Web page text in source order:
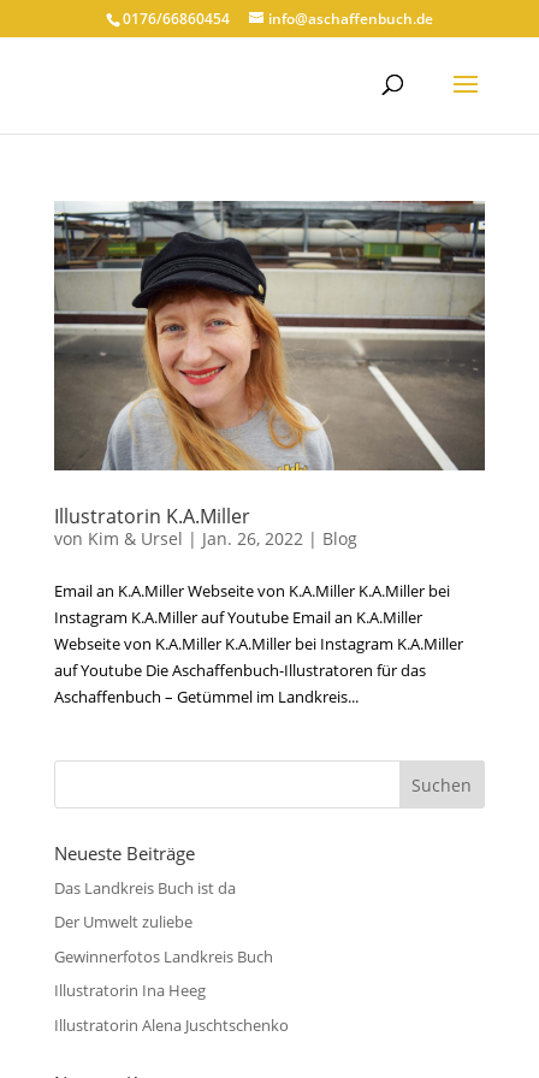
0176/66860454 info@aschaffenbuch.de
Illustratorin K.A.Miller
von Kim & Ursel | Jan. 26, 2022| Blog
Email an K.A.Miller Webseite von K.A.Miller K.A.Miller bei
Instagram K.A.Miller auf Youtube Email an K.A.Miller
Webseite von K.A.Miller K.A.Miller bei Instagram K.A.Miller
auf Youtube Die Aschaffenbuch-Illustratoren für das
Aschaffenbuch – Getümmel im Landkreis...
Neueste Beiträge
Das Landkreis Buch ist da
Der Umwelt zuliebe
Gewinnerfotos Landkreis Buch
Illustratorin Ina Heeg
Illustratorin Alena Juschtschenko